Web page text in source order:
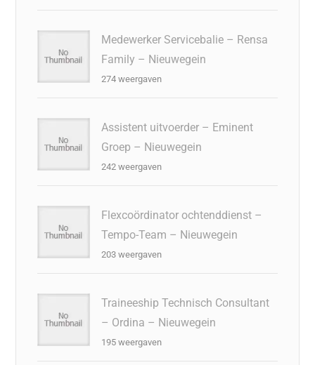
Medewerker Servicebalie – Rensa
Family – Nieuwegein
274 weergaven
Assistent uitvoerder – Eminent
Groep – Nieuwegein
242 weergaven
Flexcoördinator ochtenddienst –
Tempo-Team – Nieuwegein
203 weergaven
Traineeship Technisch Consultant
– Ordina – Nieuwegein
195 weergaven